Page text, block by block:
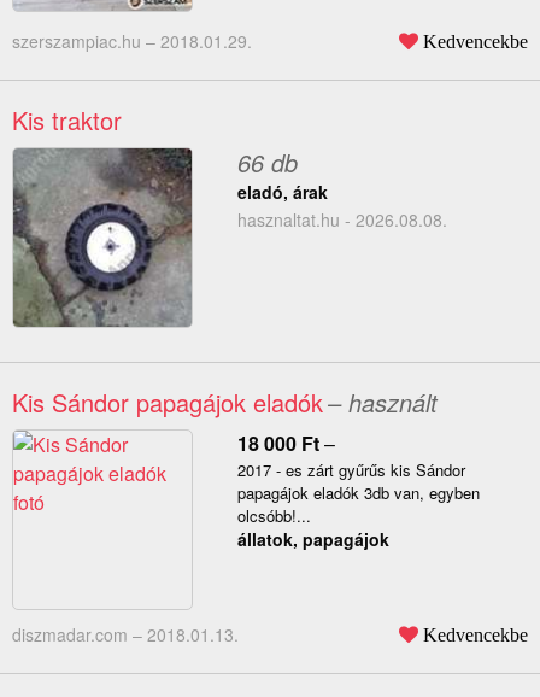
szerszampiac.hu – 2018.01.29. Kedvencekbe
Kis traktor
66 db
eladó, árak
hasznaltat.hu - 2026.08.08.
Kis Sándor papagájok eladók– használt
18 000 Ft–
2017 - es zárt gyűrűs kis Sándor
papagájok eladók 3db van, egyben
olcsóbb!...
állatok, papagájok
diszmadar.com – 2018.01.13. Kedvencekbe